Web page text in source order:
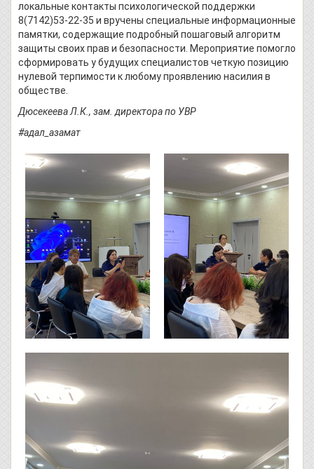
локальные контакты психологической поддержки
8(7142)53-22-35 и вручены специальные информационные
памятки, содержащие подробный пошаговый алгоритм
защиты своих прав и безопасности. Мероприятие помогло
сформировать у будущих специалистов четкую позицию
нулевой терпимости к любому проявлению насилия в
обществе.
Дюсекеева Л.К., зам. директора по УВР
#адал_азамат